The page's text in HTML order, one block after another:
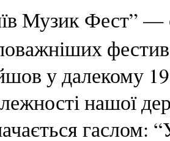
Музик Фест” —
у далекому
нашої
гаслом: